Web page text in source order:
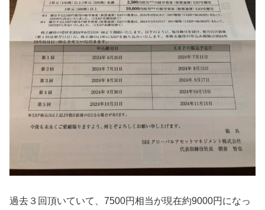
過去３回頂いていて、7500円相当が現在約9000円になっ